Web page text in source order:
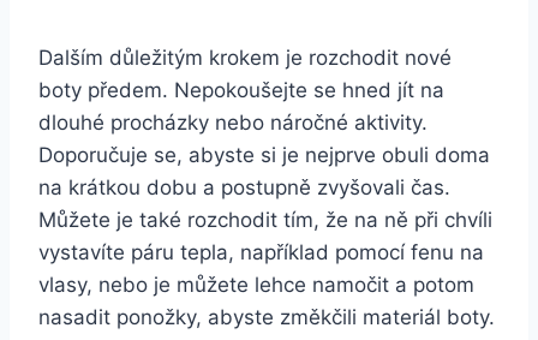
Dalším důležitým krokem‍ je rozchodit nové
boty‌ předem. Nepokoušejte se hned jít na
dlouhé ‌procházky nebo náročné aktivity.
Doporučuje se, abyste si je nejprve obuli doma⁢
na krátkou dobu a postupně zvyšovali ⁣čas.
Můžete je také ⁣rozchodit tím, že na ně při chvíli
vystavíte ⁣páru ​tepla, například pomocí fenu ⁣na
vlasy, nebo je můžete lehce​ namočit ⁢a potom
nasadit ponožky,⁢ abyste změkčili ⁤materiál boty.⁤